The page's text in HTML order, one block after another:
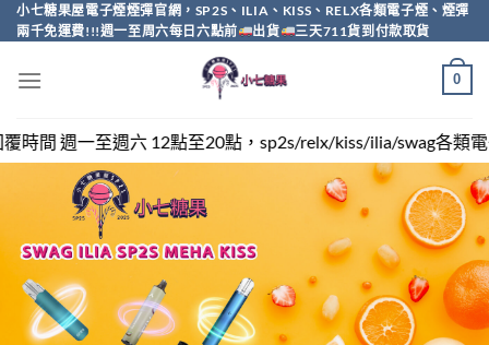
Skip
to
小七糖果屋電子煙煙彈官網，SP2S、ILIA、KISS、RELX各類電子煙、煙彈
兩千免運費!!!週一至周六每日六點前
出貨 三天711貨到付款取貨
0
20點，sp2s/relx/kiss/ilia/swag各類電子煙煙彈買越多越便宜